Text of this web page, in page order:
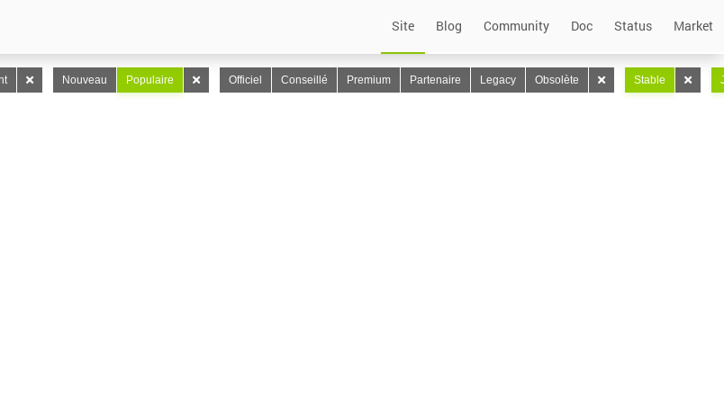
Site Blog Community Doc Status Market
Nouveau Populaire Officiel Conseillé Premium Partenaire Legacy Obsolète Stable